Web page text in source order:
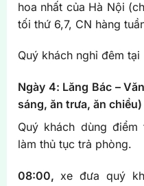
hoa nhất của Hà Nội (
tối thứ 6,7, CN hàng
Quý khách nghỉ đêm tại
Ngày 4: Lăng Bác –
sáng, ăn trưa, ăn chiều)
Quý khách dùng
làm thủ tục trả phòng.
08:00, xe đưa quý